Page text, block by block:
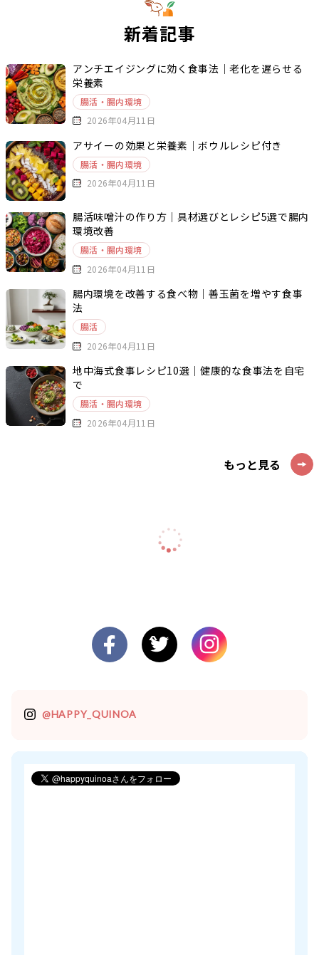
新着記事
アンチエイジングに効く食事法｜老化を遅らせる
栄養素
腸活・腸内環境
2026年04月11日
アサイーの効果と栄養素｜ボウルレシピ付き
腸活・腸内環境
2026年04月11日
腸活味噌汁の作り方｜具材選びとレシピ5選で腸内
環境改善
腸活・腸内環境
2026年04月11日
腸内環境を改善する食べ物｜善玉菌を増やす食事
法
腸活
2026年04月11日
地中海式食事レシピ10選｜健康的な食事法を自宅
で
腸活・腸内環境
2026年04月11日
もっと見る
@HAPPY_QUINOA